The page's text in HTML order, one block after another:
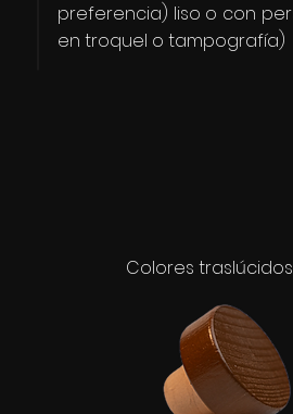
preferencia) liso o con
en troquel o tampografía)
Colores traslúcidos.